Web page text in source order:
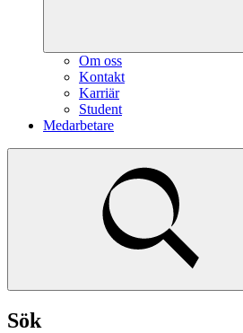
Om oss
Kontakt
Karriär
Student
Medarbetare
Sök